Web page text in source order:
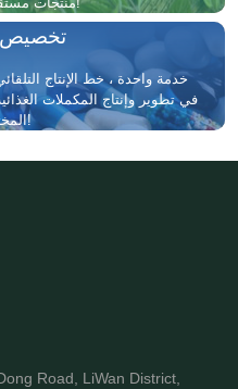
تخصيص
خدمة واحدة ، خط الإنتاج
في تطوير وإنتاج المكملات
المختلفة لتلبية احتياجاتك!
Road, LiWan District,